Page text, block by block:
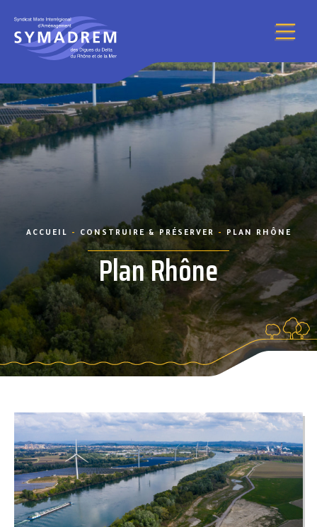
ACCUEIL - CONSTRUIRE & PRÉSERVER - PLAN RHÔNE
Plan Rhône